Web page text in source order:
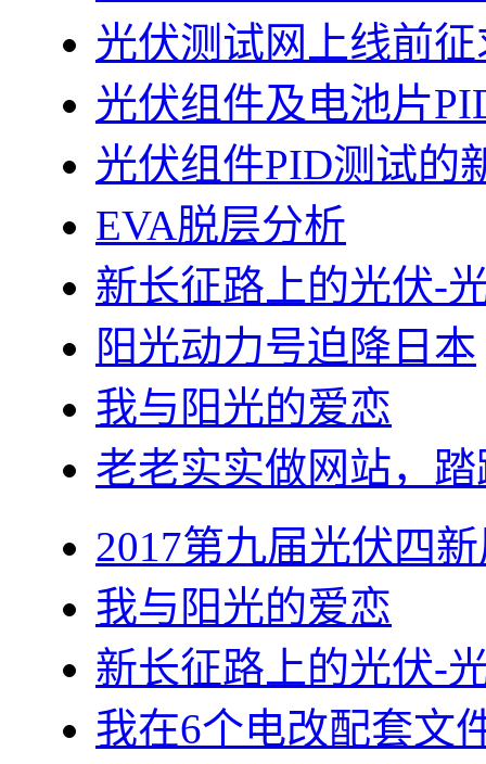
光伏测试网上线前
光伏组件及电池片
光伏组件PID测试的
EVA脱层分析
新长征路上的光伏-
阳光动力号迫降日本
我与阳光的爱恋
老老实实做网站，
2017第九届光伏四
我与阳光的爱恋
新长征路上的光伏-
我在6个电改配套文